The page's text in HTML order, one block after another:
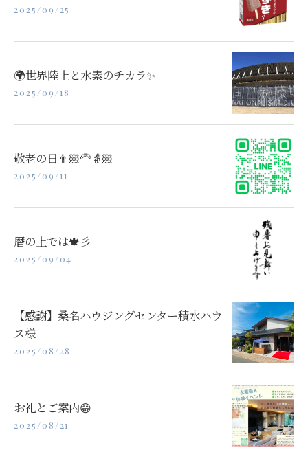
2025/09/25
🌍世界陸上と水素のチカラ✨
2025/09/18
敬老の日👨🏼‍🦳👵🏼
2025/09/11
暦の上では🍁彡
2025/09/04
【感謝】桑名ハウジングセンター積水ハウ
ス様
2025/08/28
お礼とご案内😁
2025/08/21